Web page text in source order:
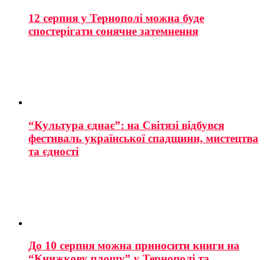
12 серпня у Тернополі можна буде
спостерігати сонячне затемнення
“Культура єднає”: на Світязі відбувся
фестиваль української спадщини, мистецтва
та єдності
До 10 серпня можна приносити книги на